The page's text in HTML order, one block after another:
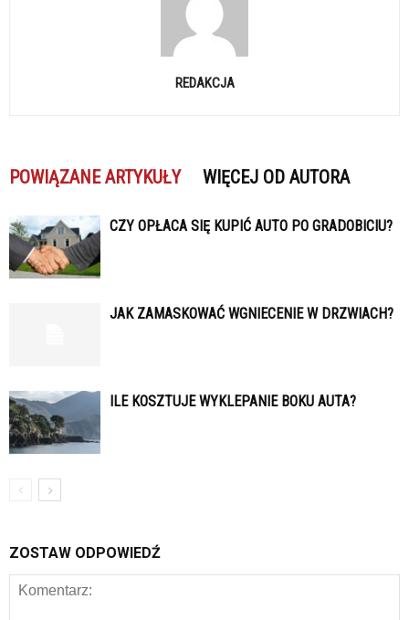
REDAKCJA
POWIĄZANE ARTYKUŁY WIĘCEJ OD AUTORA
CZY OPŁACA SIĘ KUPIĆ AUTO PO GRADOBICIU?
JAK ZAMASKOWAĆ WGNIECENIE W DRZWIACH?
ILE KOSZTUJE WYKLEPANIE BOKU AUTA?
ZOSTAW ODPOWIEDŹ